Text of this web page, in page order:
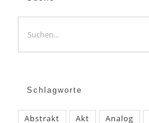
nach:
Schlagworte
Abstrakt Akt Analog